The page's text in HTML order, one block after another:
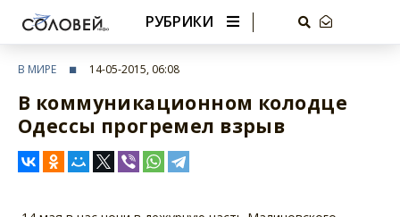
РУБРИКИ
В МИРЕ 14-05-2015, 06:08
В коммуникационном колодце
Одессы прогремел взрыв